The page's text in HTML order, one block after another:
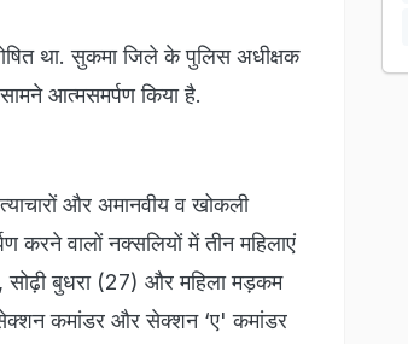
था. सुकमा जिले के पुलिस अधीक्षक
आत्मसमर्पण किया है.
और अमानवीय व खोकली
करने वालों नक्सलियों में तीन महिलाएं
सोढ़ी बुधरा (27) और महिला मड़कम
कमांडर और सेक्शन ‘ए' कमांडर